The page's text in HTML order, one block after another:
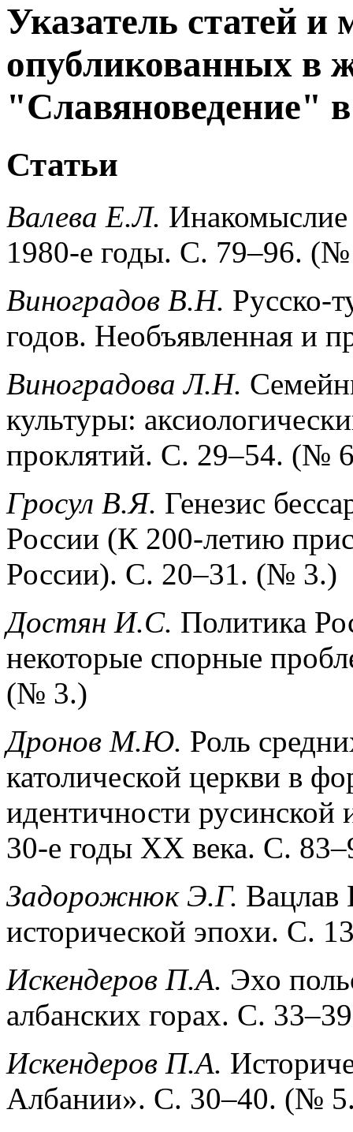
Указатель статей и
опубликованных в
"Славяноведение" в
Статьи
Валева Е.Л. Инакомыслие
1980-е годы. С. 79–96.
Виноградов В.Н. Русско-
годов. Необъявленная и
Виноградова Л.Н.
культуры:
проклятий. С. 29–54. (№
Гросул В.Я. Генезис
России (К 200-летию
России). С. 20–31. (№ 3.)
Достян И.С. Политика
некоторые спорные
(№ 3.)
Дронов М.Ю. Роль
католической церкви в
идентичности русинской
30-е годы ХХ века. С.
Задорожнюк Э.Г. Вацлав
исторической эпохи. С.
Искендеров П.А. Эхо
албанских горах. С.
Искендеров П.А.
Албании». С. 30–40. (№